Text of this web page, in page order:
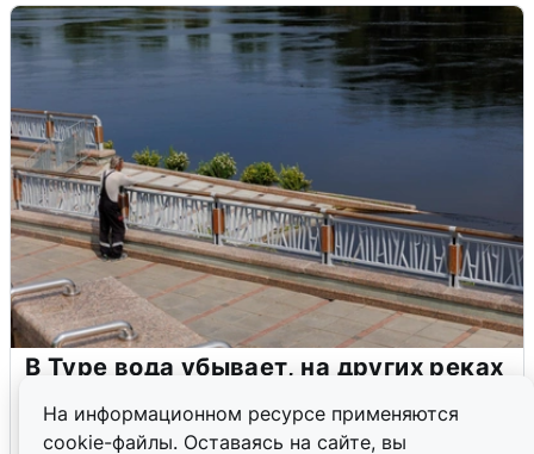
На информационном ресурсе применяются
cookie-файлы. Оставаясь на сайте, вы
В Туре вода убывает, на других реках
4 августа 0